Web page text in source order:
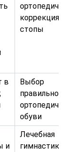
коррекция
стопы
в
Выбор
правильной
обуви
и
Лечебная
гимнастика;